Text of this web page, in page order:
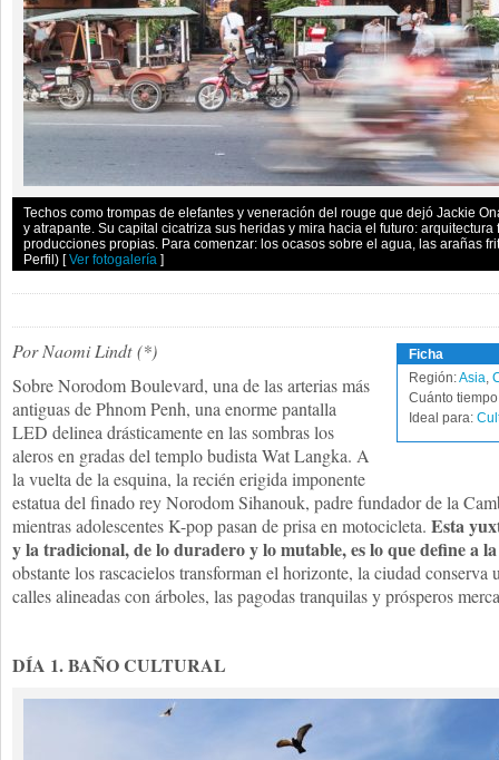
Techos como trompas de elefantes y veneración del rouge que dejó Jackie
y atrapante. Su capital cicatriza sus heridas y mira hacia el futuro:
producciones propias. Para comenzar: los ocasos sobre el agua, las arañas
Perfil) [Ver fotogalería ]
Ficha
Región:Asia,
Cuánto
Ideal para:
Por Naomi Lindt (*)
Sobre Norodom Boulevard, una de las arterias más
antiguas de Phnom Penh, una enorme pantalla
LED delinea drásticamente en las sombras los
aleros en gradas del templo budista Wat Langka. A
la vuelta de la esquina, la recién erigida imponente
estatua del finado rey Norodom Sihanouk, padre fundador de la
mientras adolescentes K-pop pasan de prisa en motocicleta. Esta
y la tradicional, de lo duradero y lo mutable, es lo que define a
obstante los rascacielos transforman el horizonte, la ciudad
calles alineadas con árboles, las pagodas tranquilas y prósperos
DÍA 1. BAÑO CULTURAL